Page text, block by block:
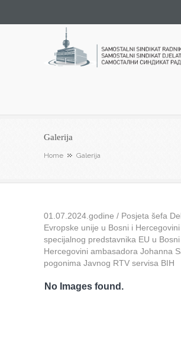
Galerija
Home Galerija
01.07.2024.godine / Posjeta šefa
Evropske unije u Bosni i Hercegovini
specijalnog predstavnika EU u Bosni
Hercegovini ambasadora Johanna
pogonima Javnog RTV servisa BIH
No Images found.